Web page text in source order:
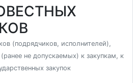
(подрядчиков, исполнителей),
не допускаемых) к закупкам, к
закупок